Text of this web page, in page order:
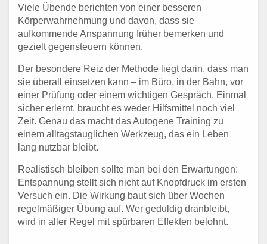
Viele Übende berichten von einer besseren
Körperwahrnehmung und davon, dass sie
aufkommende Anspannung früher bemerken und
gezielt gegensteuern können.
Der besondere Reiz der Methode liegt darin, dass man
sie überall einsetzen kann – im Büro, in der Bahn, vor
einer Prüfung oder einem wichtigen Gespräch. Einmal
sicher erlernt, braucht es weder Hilfsmittel noch viel
Zeit. Genau das macht das Autogene Training zu
einem alltagstauglichen Werkzeug, das ein Leben
lang nutzbar bleibt.
Realistisch bleiben sollte man bei den Erwartungen:
Entspannung stellt sich nicht auf Knopfdruck im ersten
Versuch ein. Die Wirkung baut sich über Wochen
regelmäßiger Übung auf. Wer geduldig dranbleibt,
wird in aller Regel mit spürbaren Effekten belohnt.